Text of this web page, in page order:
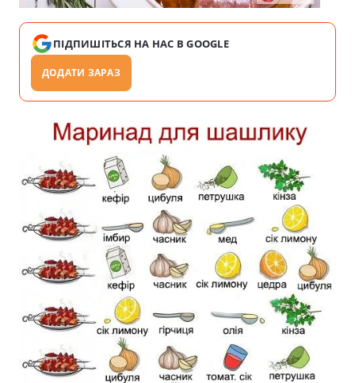
ПІДПИШІТЬСЯ НА НАС В GOOGLE
ДОДАТИ ЗАРАЗ